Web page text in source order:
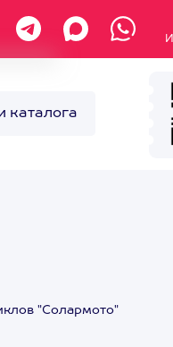
каталога
"Солармото"